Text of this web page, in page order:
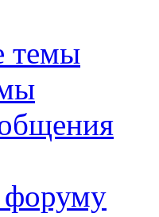
темы